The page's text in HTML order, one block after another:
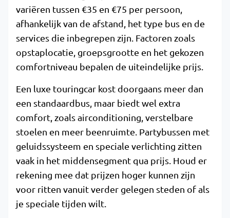
variëren tussen €35 en €75 per persoon,
afhankelijk van de afstand, het type bus en de
services die inbegrepen zijn. Factoren zoals
opstaplocatie, groepsgrootte en het gekozen
comfortniveau bepalen de uiteindelijke prijs.
Een luxe touringcar kost doorgaans meer dan
een standaardbus, maar biedt wel extra
comfort, zoals airconditioning, verstelbare
stoelen en meer beenruimte. Partybussen met
geluidssysteem en speciale verlichting zitten
vaak in het middensegment qua prijs. Houd er
rekening mee dat prijzen hoger kunnen zijn
voor ritten vanuit verder gelegen steden of als
je speciale tijden wilt.